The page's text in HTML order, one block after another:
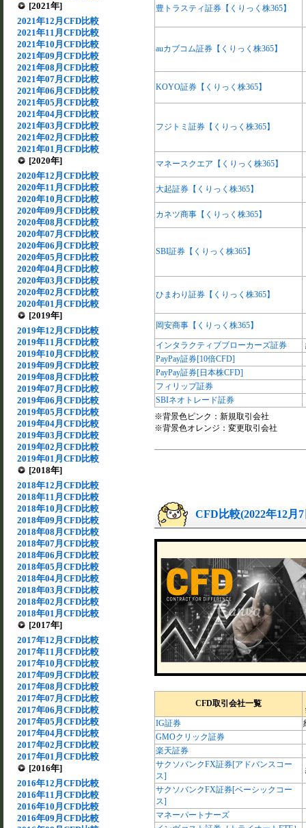
[2021年]
2021年12月CFD比較
2021年11月CFD比較
2021年10月CFD比較
2021年09月CFD比較
2021年08月CFD比較
2021年07月CFD比較
2021年06月CFD比較
2021年05月CFD比較
2021年04月CFD比較
2021年03月CFD比較
2021年02月CFD比較
2021年01月CFD比較
[2020年]
2020年12月CFD比較
2020年11月CFD比較
2020年10月CFD比較
2020年09月CFD比較
2020年08月CFD比較
2020年07月CFD比較
2020年06月CFD比較
2020年05月CFD比較
2020年04月CFD比較
2020年03月CFD比較
2020年02月CFD比較
2020年01月CFD比較
[2019年]
2019年12月CFD比較
2019年11月CFD比較
2019年10月CFD比較
2019年09月CFD比較
2019年08月CFD比較
2019年07月CFD比較
2019年06月CFD比較
2019年05月CFD比較
2019年04月CFD比較
2019年03月CFD比較
2019年02月CFD比較
2019年01月CFD比較
[2018年]
2018年12月CFD比較
2018年11月CFD比較
2018年10月CFD比較
2018年09月CFD比較
2018年08月CFD比較
2018年07月CFD比較
2018年06月CFD比較
2018年05月CFD比較
2018年04月CFD比較
2018年03月CFD比較
2018年02月CFD比較
2018年01月CFD比較
[2017年]
2017年12月CFD比較
2017年11月CFD比較
2017年10月CFD比較
2017年09月CFD比較
2017年08月CFD比較
2017年07月CFD比較
2017年06月CFD比較
2017年05月CFD比較
2017年04月CFD比較
2017年02月CFD比較
2017年01月CFD比較
[2016年]
2016年12月CFD比較
2016年11月CFD比較
2016年10月CFD比較
2016年09月CFD比較
豊トラスティ証券【くりっく株365】
auカブコム証券【くりっく株365】
KOYO証券【くりっく株365】
フジトミ証券【くりっく株365】
マネースクエア【くりっく株365】
大起証券【くりっく株365】
カネツ商事【くりっく株365】
SBI証券【くりっく株365】
ひまわり証券【くりっく株365】
岡安商事【くりっく株365】
インタラクティブブローカーズ証券
PayPay証券[10倍CFD]
PayPay証券[日本株CFD]
フィリップ証券
SBIネオトレード証券
※背景色ピンク：新規取引会社
※背景色オレンジ：変更取引会社
CFD比較(2022年12月
CFD取引会社一覧
IG証券
GMOクリック証券
楽天証券
サクソバンクFX証券[アドバンスコー
ス]
サクソバンクFX証券[ベーシックコー
ス]
マネーパートナーズ